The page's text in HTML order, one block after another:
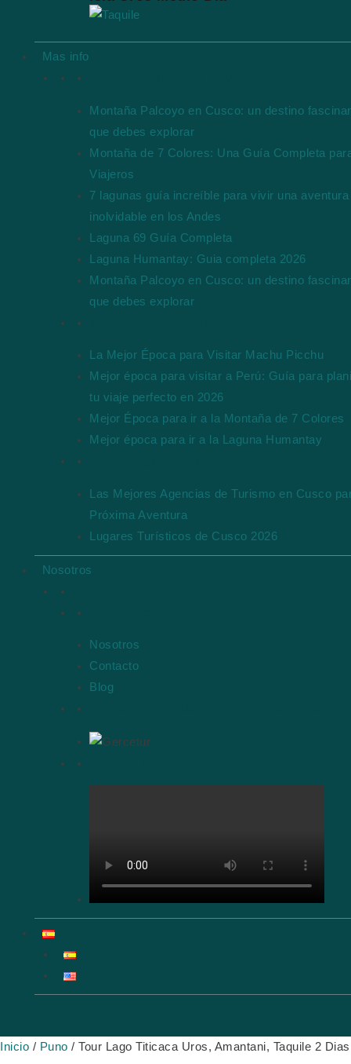
Mas info
Montaña Palcoyo en Cusco: un destino
que debes explorar
Montaña de 7 Colores: Una Guía Completa
Viajeros
7 lagunas guía increíble para vivir una aventura
inolvidable en los Andes
Laguna 69 Guía Completa
Laguna Humantay: Guia completa 2026
Montaña Palcoyo en Cusco: un destino
que debes explorar
La Mejor Época para Visitar Machu Picchu
Mejor época para visitar a Perú: Guía para
tu viaje perfecto en 2026
Mejor Época para ir a la Montaña de 7 Colores
Mejor época para ir a la Laguna Humantay
Las Mejores Agencias de Turismo en Cusco
Próxima Aventura
Lugares Turísticos de Cusco 2026
Nosotros
Nosotros
Contacto
Blog
Inicio / Puno / Tour Lago Titicaca Uros, Amantani, Taquile 2 Dias